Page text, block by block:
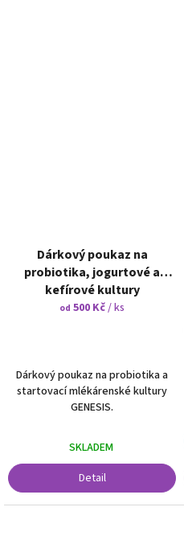
Dárkový poukaz na
probiotika, jogurtové a
kefírové kultury
od 500 Kč/ ks
Dárkový poukaz na probiotika a
startovací mlékárenské kultury
GENESIS.
SKLADEM
Detail